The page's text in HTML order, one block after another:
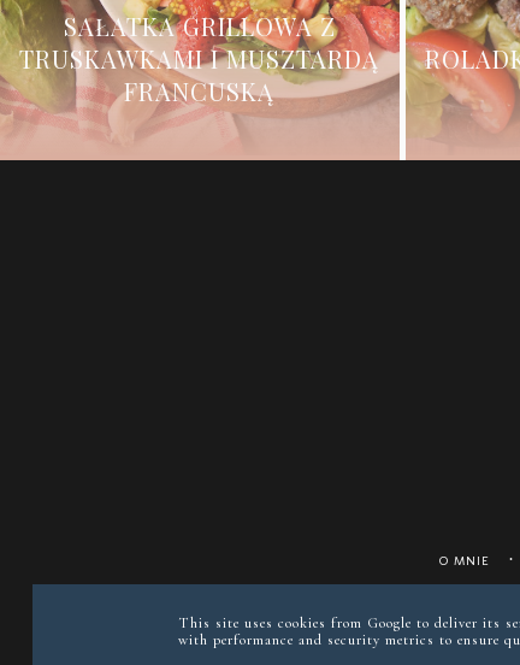
SAŁATKA GRILLOWA Z
TRUSKAWKAMI I MUSZTARDĄ
FRANCUSKĄ
O MNIE
This site uses cookies from Google to deliver its
with performance and security metrics to ensure